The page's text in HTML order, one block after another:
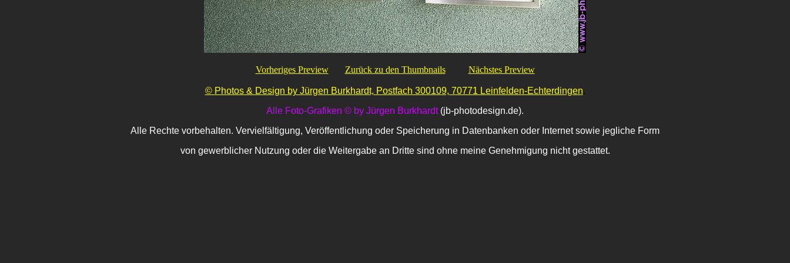
Vorheriges Preview Zurück zu den Thumbnails Nächstes Preview
© Photos & Design by Jürgen Burkhardt, Postfach 300109, 70771 Leinfelden-Echterdingen.
Alle Foto-Grafiken © by Jürgen Burkhardt(jb-photodesign.de).
Alle Rechte vorbehalten. Vervielfältigung, Veröffentlichung oder Speicherung in Datenbanken oder Internet sowie jegliche Form
von gewerblicher Nutzung oder die Weitergabe an Dritte sind ohne meine Genehmigung nicht gestattet.